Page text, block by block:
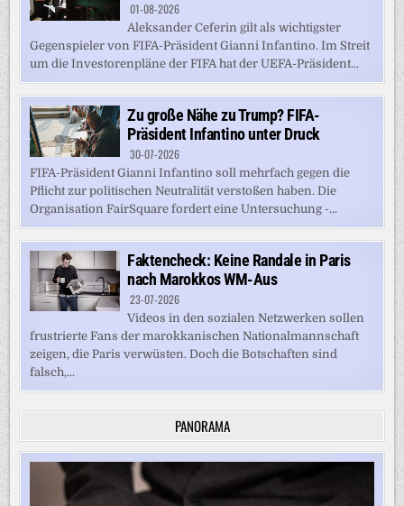
01-08-2026
Aleksander Ceferin gilt als wichtigster
Gegenspieler von FIFA-Präsident Gianni Infantino. Im Streit
um die Investorenpläne der FIFA hat der UEFA-Präsident...
Zu große Nähe zu Trump? FIFA-
Präsident Infantino unter Druck
30-07-2026
FIFA-Präsident Gianni Infantino soll mehrfach gegen die
Pflicht zur politischen Neutralität verstoßen haben. Die
Organisation FairSquare fordert eine Untersuchung -...
Faktencheck: Keine Randale in Paris
nach Marokkos WM-Aus
23-07-2026
Videos in den sozialen Netzwerken sollen
frustrierte Fans der marokkanischen Nationalmannschaft
zeigen, die Paris verwüsten. Doch die Botschaften sind
falsch,...
PANORAMA